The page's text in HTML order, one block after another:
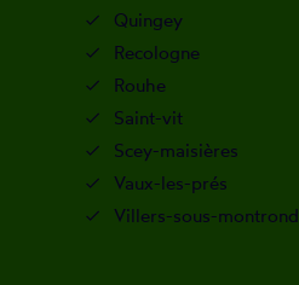
Quingey
Recologne
Rouhe
Saint-vit
Scey-maisières
Vaux-les-prés
Villers-sous-montrond